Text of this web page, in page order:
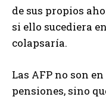
de sus propios
si ello sucediera
colapsaría.
Las AFP no son
pensiones, sino